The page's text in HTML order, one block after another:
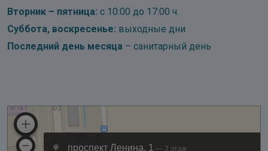
Вторник – пятница: с 10:00 до 17:00 ч.
Суббота, воскресенье: выходные дни
Последний день месяца – санитарный день